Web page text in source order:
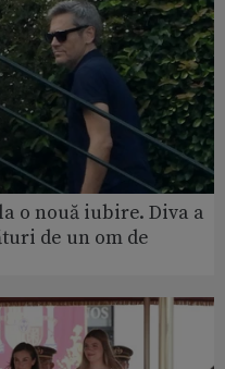
o nouă iubire. Diva a
de un om de